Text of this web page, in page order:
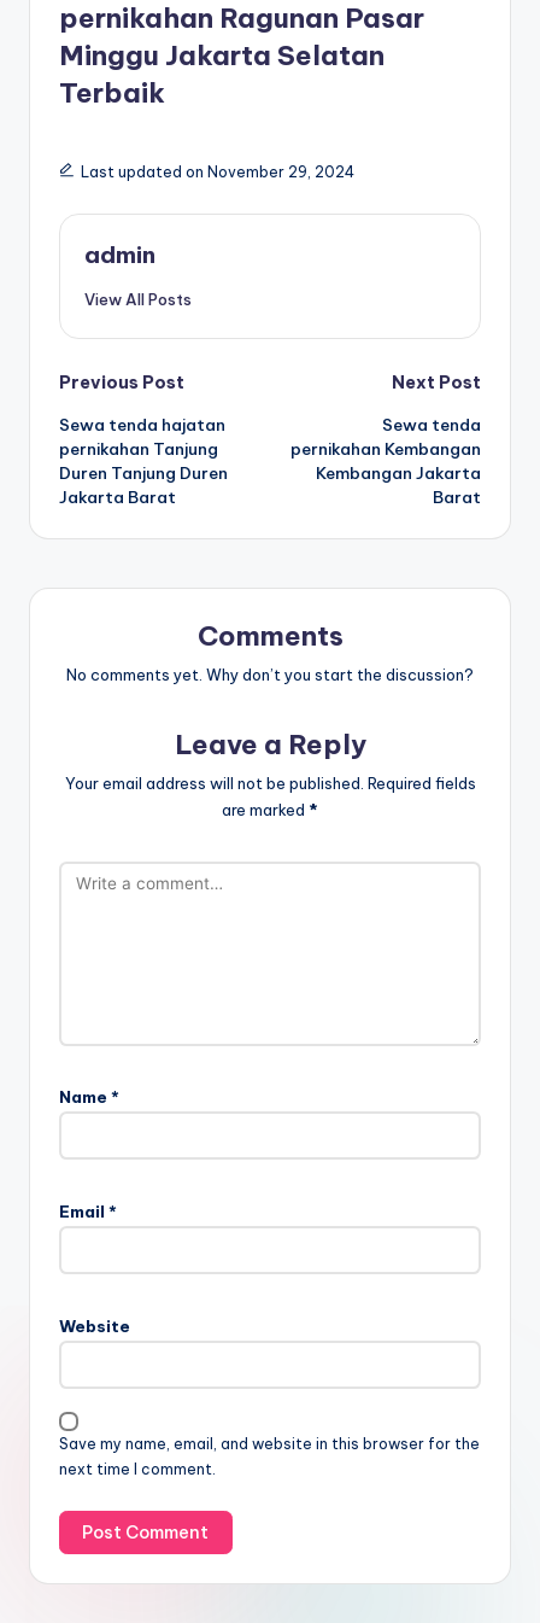
pernikahan Ragunan Pasar
Minggu Jakarta Selatan
Terbaik
Last updated on November 29, 2024
admin
View All Posts
Post
navigation
Previous Post
Sewa tenda hajatan
pernikahan Tanjung
Duren Tanjung Duren
Jakarta Barat
Next Post
Sewa tenda
pernikahan Kembangan
Kembangan Jakarta
Barat
Comments
No comments yet. Why don’t you start the discussion?
Leave a Reply
Your email address will not be published. Required fields
are marked *
Name *
Email *
Website
Save my name, email, and website in this browser for the
next time I comment.